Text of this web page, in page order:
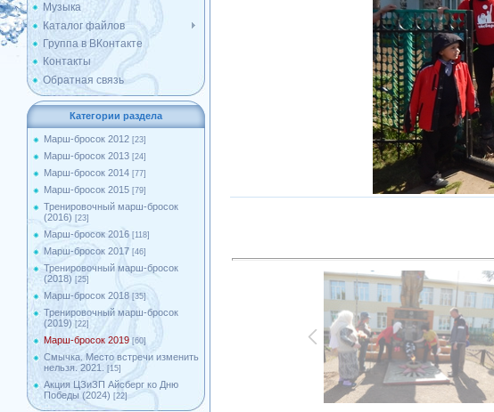
Музыка
Каталог файлов
Группа в ВКонтакте
Контакты
Обратная связь
Категории раздела
Марш-бросок 2012 [23]
Марш-бросок 2013 [24]
Марш-бросок 2014 [77]
Марш-бросок 2015 [79]
Тренировочный марш-бросок
(2016) [23]
Марш-бросок 2016 [118]
Марш-бросок 2017 [46]
Тренировочный марш-бросок
(2018) [25]
Марш-бросок 2018 [35]
Тренировочный марш-бросок
(2019) [22]
Марш-бросок 2019 [60]
Смычка. Место встречи изменить
нельзя. 2021.
[15]
Акция ЦЗиЗП Айсберг ко Дню
Победы (2024) [22]